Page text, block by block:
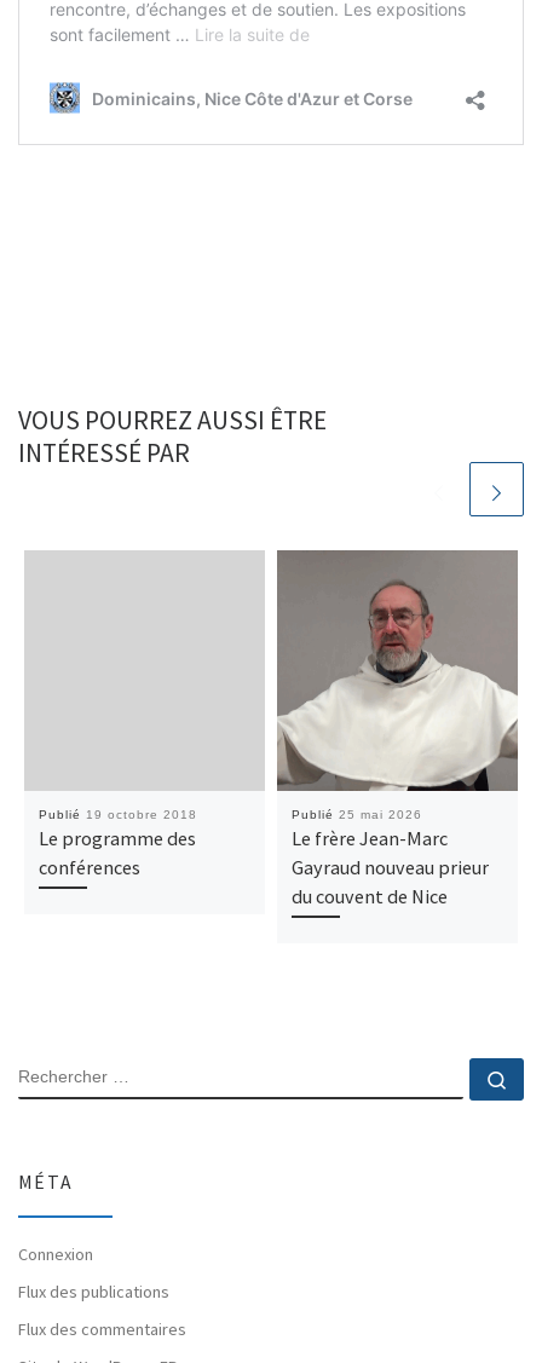
VOUS POURREZ AUSSI ÊTRE
INTÉRESSÉ PAR
Publié 19 octobre 2018
Le programme des
conférences
Publié 25 mai 2026
Le frère Jean-Marc
Gayraud nouveau prieur
du couvent de Nice
RECHERCHER
MÉTA
Connexion
Flux des publications
Flux des commentaires